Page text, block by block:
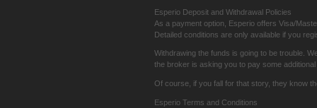
Esperio Deposit and Withdrawal Policies
As a payment option, Esperio offers Visa/
Detailed conditions are only available if you
Withdrawing the funds is going to be trouble.
the broker is asking you to pay some
Of course, if you fall for that story, they know
Esperio Terms and Conditions